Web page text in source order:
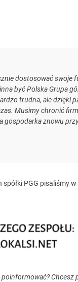
dostosować swoje
być Polska Grupa
trudna, ale dzięki
Musimy chronić
gospodarka znowu
PGG pisaliśmy w
Chcesz